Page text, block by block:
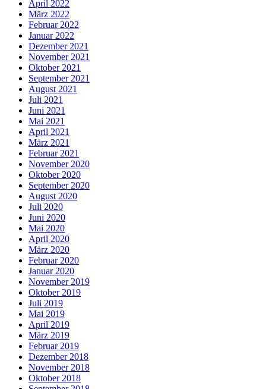
April 2022
März 2022
Februar 2022
Januar 2022
Dezember 2021
November 2021
Oktober 2021
September 2021
August 2021
Juli 2021
Juni 2021
Mai 2021
April 2021
März 2021
Februar 2021
November 2020
Oktober 2020
September 2020
August 2020
Juli 2020
Juni 2020
Mai 2020
April 2020
März 2020
Februar 2020
Januar 2020
November 2019
Oktober 2019
Juli 2019
Mai 2019
April 2019
März 2019
Februar 2019
Dezember 2018
November 2018
Oktober 2018